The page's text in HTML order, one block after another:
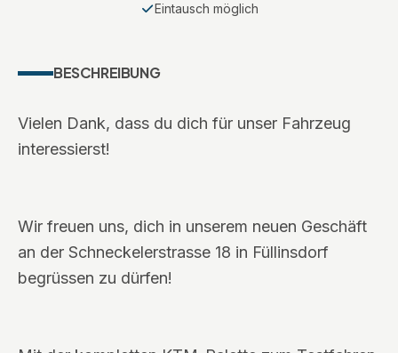
Eintausch möglich
BESCHREIBUNG
Vielen Dank, dass du dich für unser Fahrzeug
interessierst!
Wir freuen uns, dich in unserem neuen Geschäft
an der Schneckelerstrasse 18 in Füllinsdorf
begrüssen zu dürfen!